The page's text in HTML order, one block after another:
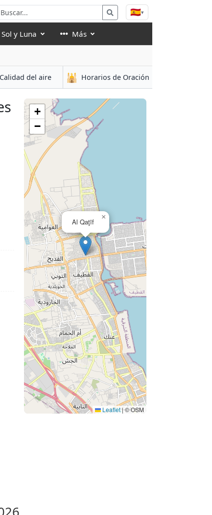
🇪🇸▾
Sol y Luna Más
Calidad del aire 🕌 Horarios de Oración
Al Qaţīf
×
+
−
Leaflet|© OSM